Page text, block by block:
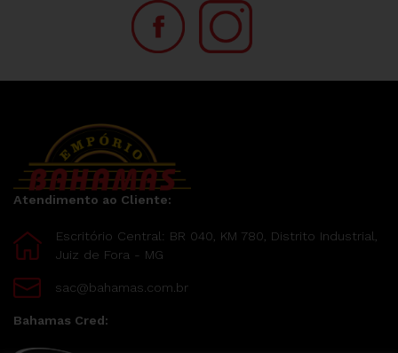
Atendimento ao Cliente:
Escritório Central: BR 040, KM 780, Distrito Industrial,
Juiz de Fora - MG
sac@bahamas.com.br
Bahamas Cred: